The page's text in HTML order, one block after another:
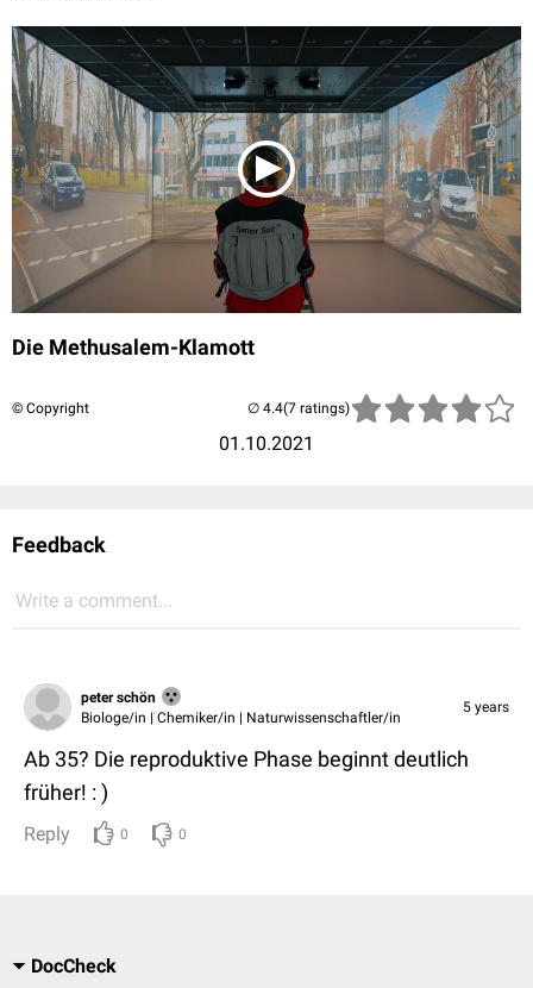
Die Methusalem-Klamott
© Copyright
01.10.2021
(7 ratings)
Feedback
Write a comment...
peter schön
Biologe/in | Chemiker/in | Naturwissenschaftler/in
5 years
Ab 35? Die reproduktive Phase beginnt deutlich
früher! : )
Reply 0 0
DocCheck